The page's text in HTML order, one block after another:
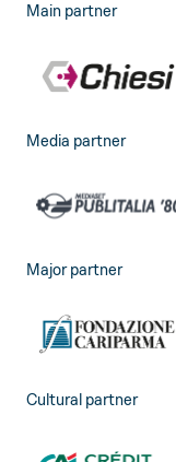
Main partner
Media partner
Major partner
Cultural partner